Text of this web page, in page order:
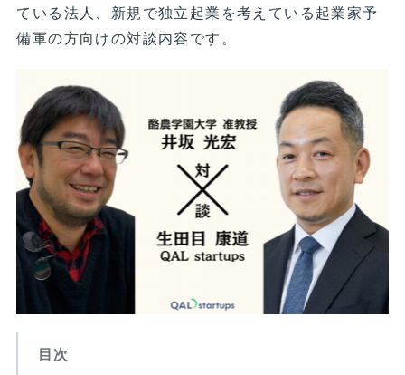
ている法人、新規で独立起業を考えている起業家予
備軍の方向けの対談内容です。
目次